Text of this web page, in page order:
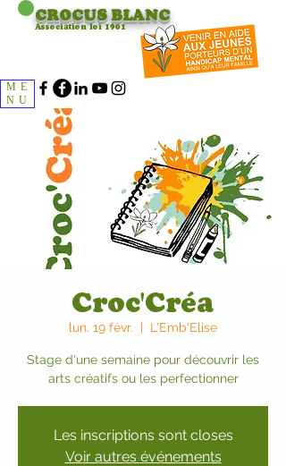
CROCUSBLANC
Association loi 1901
ME
NU
Croc'Créa
lun. 19 févr.
  |
L'Emb'Elise
Stage d'une semaine pour découvrir les
arts créatifs ou les perfectionner
Les inscriptions sont closes
Voir autres événements